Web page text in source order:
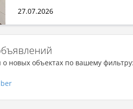
27.07.2026
о новых объектах по вашему фильтру: